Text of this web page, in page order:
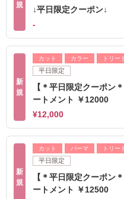
規
↓平日限定クーポン↓
-
新
規
カット カラー トリー
平日限定
【＊平日限定クーポン
ートメント ￥12000
¥12,000
新
規
カット パーマ トリー
平日限定
【＊平日限定クーポン
ートメント ￥12500